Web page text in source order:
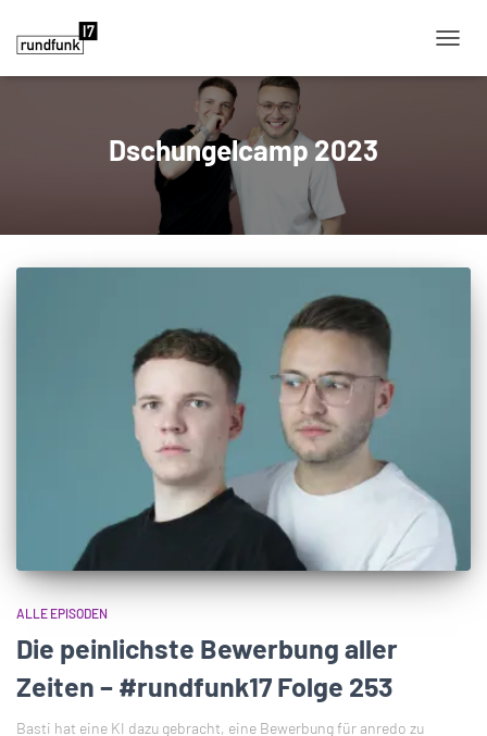
Dschungelcamp 2023
ALLE EPISODEN
Die peinlichste Bewerbung aller
Zeiten – #rundfunk17 Folge 253
Basti hat eine KI dazu gebracht, eine Bewerbung für anredo zu